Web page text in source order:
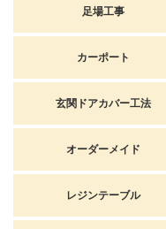
足場工事
カーポート
玄関ドアカバー工法
オーダーメイド
レジンテーブル